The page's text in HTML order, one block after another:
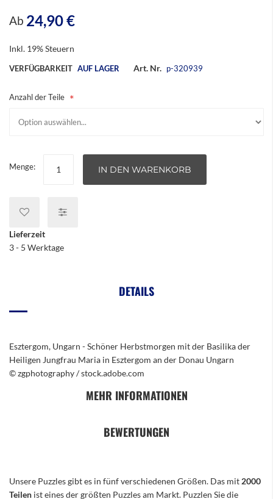
Ab 24,90 €
Inkl. 19% Steuern
VERFÜGBARKEIT AUF LAGER Art. Nr. p-320939
Anzahl der Teile
Menge: IN DEN WARENKORB
Lieferzeit
3 - 5 Werktage
DETAILS
Esztergom, Ungarn - Schöner Herbstmorgen mit der Basilika der
Heiligen Jungfrau Maria in Esztergom an der Donau Ungarn
© zgphotography / stock.adobe.com
MEHR INFORMATIONEN
BEWERTUNGEN
Unsere Puzzles gibt es in fünf verschiedenen Größen. Das mit 2000
Teilen ist eines der größten Puzzles am Markt. Puzzlen Sie die